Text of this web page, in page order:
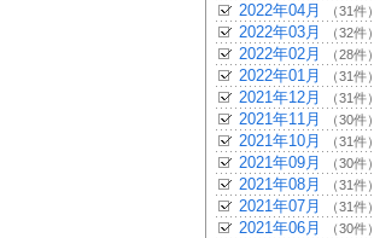
2022年04月 （31件）
2022年03月 （32件）
2022年02月 （28件）
2022年01月 （31件）
2021年12月 （31件）
2021年11月 （30件）
2021年10月 （31件）
2021年09月 （30件）
2021年08月 （31件）
2021年07月 （31件）
2021年06月 （30件）